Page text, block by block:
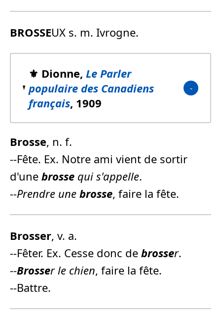
BROSSEUX s. m. Ivrogne.
⚜️ Dionne, Le Parler
populaire des Canadiens
français, 1909
Brosse, n. f.
--Fête. Ex. Notre ami vient de sortir
d'une brosse qui s'appelle.
--Prendre une brosse, faire la fête.
Brosser, v. a.
--Fêter. Ex. Cesse donc de brosser.
--Brosser le chien, faire la fête.
--Battre.